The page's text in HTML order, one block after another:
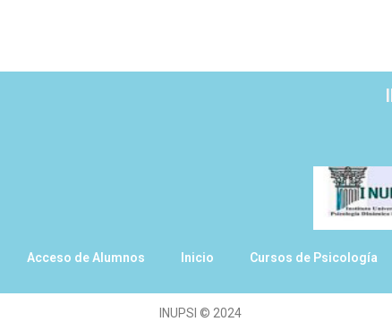
Acceso de Alumnos Inicio Cursos de Psicología
INUPSI © 2024